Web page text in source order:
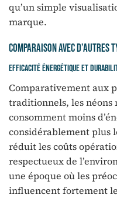
qu’un simple
marque.
Comparaison avec d’autres
Efficacité énergétique et
Comparativement aux
traditionnels, les néons
consomment moins
considérablement plus
réduit les coûts
respectueux de
une époque où les
influencent fortement